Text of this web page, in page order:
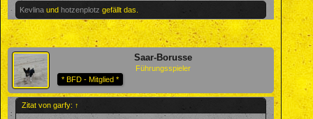
Kevlina und hotzenplotz gefällt das.
Saar-Borusse
Führungsspieler
* BFD - Mitglied *
Zitat von garfy: ↑